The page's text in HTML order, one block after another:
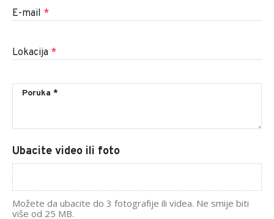
E-mail *
Lokacija *
Ubacite video ili foto
Možete da ubacite do 3 fotografije ili videa. Ne smije biti
više od 25 MB.